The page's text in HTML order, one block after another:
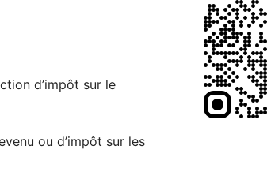
d’impôt sur le
ou d’impôt sur les